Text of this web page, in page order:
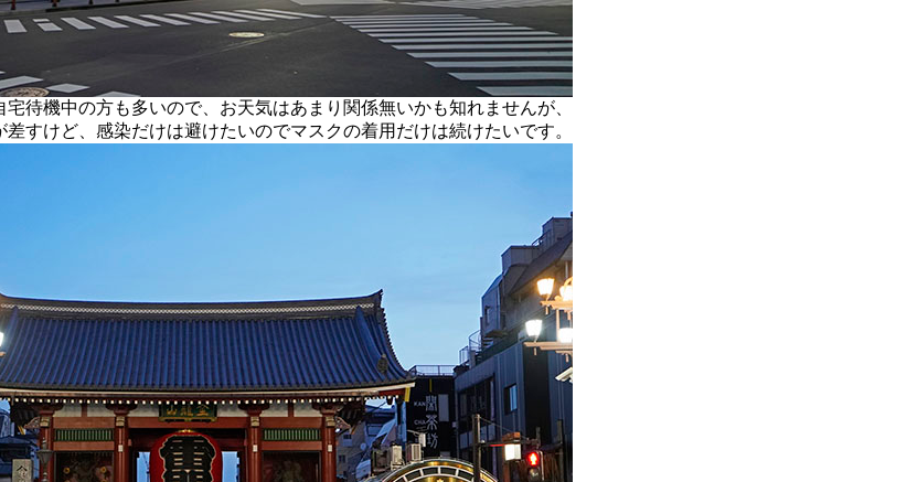
待機中の方も多いので、お天気はあまり関係無いかも知れませんが、
すけど、感染だけは避けたいのでマスクの着用だけは続けたいです。